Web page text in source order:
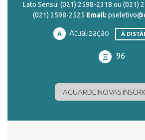
DOCUMENTOS
DOCENTES
Lato Sensu: (021) 2598-2318 ou (021)
(021) 2598-2525 Email:
A Atualização À
96
AGUARDE NOVAS